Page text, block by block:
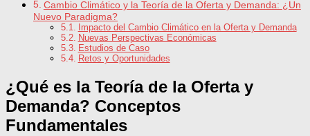
Cambio Climático y la Teoría de la Oferta y Demanda: ¿Un
Nuevo Paradigma?
Impacto del Cambio Climático en la Oferta y Demanda
Nuevas Perspectivas Económicas
Estudios de Caso
Retos y Oportunidades
¿Qué es la Teoría de la Oferta y
Demanda? Conceptos
Fundamentales